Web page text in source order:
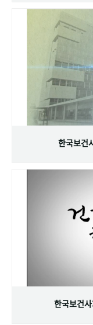
VR 역사관
한국보건
한국보건